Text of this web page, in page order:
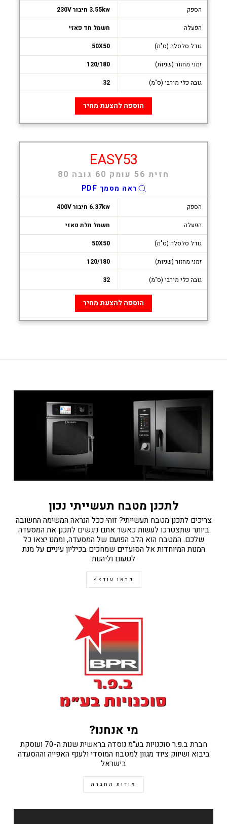
הספק
3.55kw חיבור 230V
הפעלה
חשמל חד פאזי
גודל סלסלה (ס"מ)
50X50
זמני מחזור (שניות)
120/180
גובה כלי מירבי (ס"מ)
32
הוספה להצעת מחיר
EASY53
חזית 56 עומק 60 גובה 80
ראה מסמך PDF
הספק
6.37kw חיבור 400V
הפעלה
חשמל תלת פאזי
גודל סלסלה (ס"מ)
50X50
זמני מחזור (שניות)
120/180
גובה כלי מירבי (ס"מ)
32
הוספה להצעת מחיר
לתכנן מטבח תעשייתי נכון
צריכים לתכנן מטבח תעשייתי? זוהי ככל הנראה המשימה החשובה
ביותר שתצטרכו לעשות כאשר אתם ניגשים לתכנן את המסעדה
שלכם. המטבח הוא הלב הפועם של המסעדה, וממנו יצאו כל
המנות המיוחדות אל הסועדים שמחכים בכיליון עיניים על מנת
לטעום וליהנות
קראו עוד>>
מי אנחנו?
חברת ב.פ.ר סוכנויות בע"מ נוסדה בראשית שנות ה-70 ועוסקת
ביבוא ושיווק ציוד מגוון למטבח המוסדי ולענף האפייה וההסעדה
בישראל
אודות החברה